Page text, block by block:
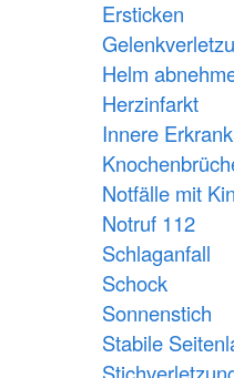
Ersticken
Helm
Herzinfarkt
Innere
Notfälle mit
Notruf 112
Schlaganfall
Schock
Sonnenstich
Stabile